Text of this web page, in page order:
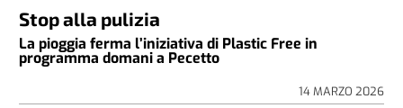
Stop alla pulizia
La pioggia ferma l’iniziativa di Plastic Free in
programma domani a Pecetto
14 MARZO 2026